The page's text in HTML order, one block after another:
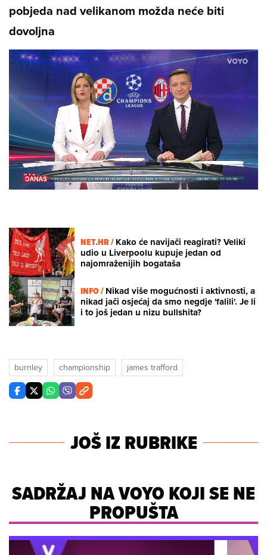
pobjeda nad velikanom možda neće biti
dovoljna
Unmute /
Loaded:
55.53%
NET.HR /Kako će navijači reagirati? Veliki
udio u Liverpoolu kupuje jedan od
najomraženijih bogataša
INFO /Nikad više mogućnosti i aktivnosti, a
nikad jači osjećaj da smo negdje 'falili'. Je li
i to još jedan u nizu bullshita?
burnley championship james trafford
JOŠ IZ RUBRIKE
SADRŽAJ NA VOYO KOJI SE NE
PROPUŠTA